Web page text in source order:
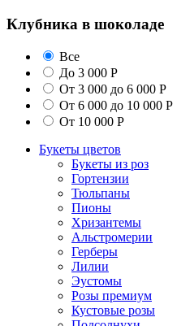
Клубника в шоколаде
Все
До 3 000 Р
От 3 000 до 6 000 Р
От 6 000 до 10 000 Р
От 10 000 Р
Букеты цветов
Букеты из роз
Гортензии
Тюльпаны
Пионы
Хризантемы
Альстромерии
Герберы
Лилии
Эустомы
Розы премиум
Кустовые розы